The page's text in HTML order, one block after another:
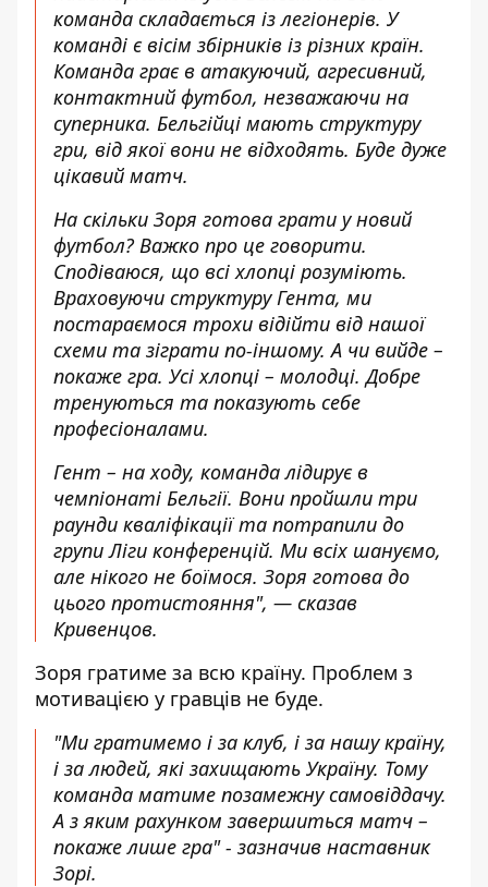
команда складається із легіонерів. У
команді є вісім збірників із різних країн.
Команда грає в атакуючий, агресивний,
контактний футбол, незважаючи на
суперника. Бельгійці мають структуру
гри, від якої вони не відходять. Буде дуже
цікавий матч.
На скільки Зоря готова грати у новий
футбол? Важко про це говорити.
Сподіваюся, що всі хлопці розуміють.
Враховуючи структуру Гента, ми
постараємося трохи відійти від нашої
схеми та зіграти по-іншому. А чи вийде –
покаже гра. Усі хлопці – молодці. Добре
тренуються та показують себе
професіоналами.
Гент – на ходу, команда лідирує в
чемпіонаті Бельгії. Вони пройшли три
раунди кваліфікації та потрапили до
групи Ліги конференцій. Ми всіх шануємо,
але нікого не боїмося. Зоря готова до
цього протистояння", — сказав
Кривенцов.
Зоря гратиме за всю країну. Проблем з
мотивацією у гравців не буде.
"Ми гратимемо і за клуб, і за нашу країну,
і за людей, які захищають Україну. Тому
команда матиме позамежну самовіддачу.
А з яким рахунком завершиться матч –
покаже лише гра" - зазначив наставник
Зорі.